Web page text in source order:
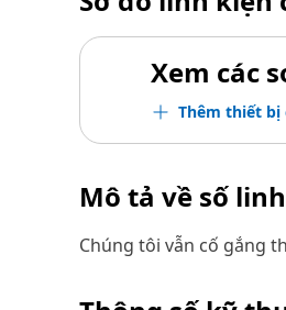
Xem các
Thêm thiết bị
Mô tả về số
Chúng tôi vẫn cố gắng